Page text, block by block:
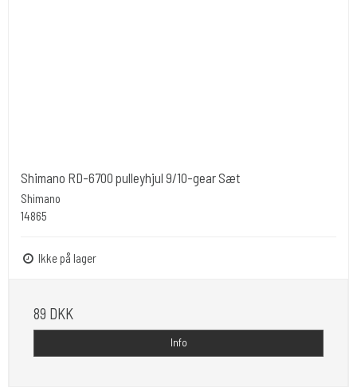
Shimano RD-6700 pulleyhjul 9/10-gear Sæt
Shimano
14865
Ikke på lager
89 DKK
Info